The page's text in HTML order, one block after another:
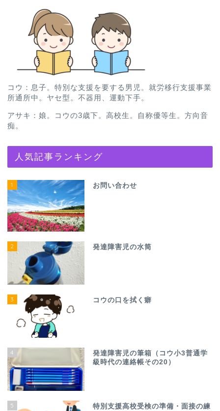
コウ：息子。特別な支援を要する男児。就労移行支援事業
所通所中。ヤセ型。不器用、運動下手。
アサキ：娘。コウの3歳下。高校生。自称優等生。方向音
痴。
人気記事ランキング
1 お問い合わせ
2 発達障害児の水筒
3 コウの口を拭く癖
4
発達障害児の筆箱（コウ小3普通学
級時代の連絡帳その20）
5
特別支援高校受検の準備・面接の練